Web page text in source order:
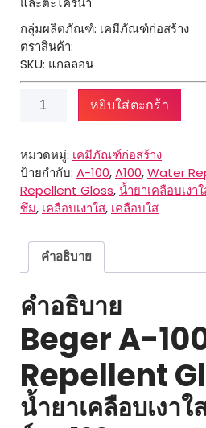
กลุ่มผลิตภัณฑ์: เคมีภัณฑ์ก่อสร้าง
ตราสินค้า:
SKU: แกลลอน
จำนวน
Beger
100
Water
Repellent
Gloss
หยิบใส่ตะกร้า
หมวดหมู่: เคมีภัณฑ์ก่อสร้าง
ป้ายกำกับ: A-100,A100,Water
Repellent Gloss,น้ำยาเคลือบเงา
ซึม, เคลือบเงาใส, เคลือบใส
คำอธิบาย
คำอธิบาย
Beger A-
Repellent
น้ำยาเคลือบเงาใ